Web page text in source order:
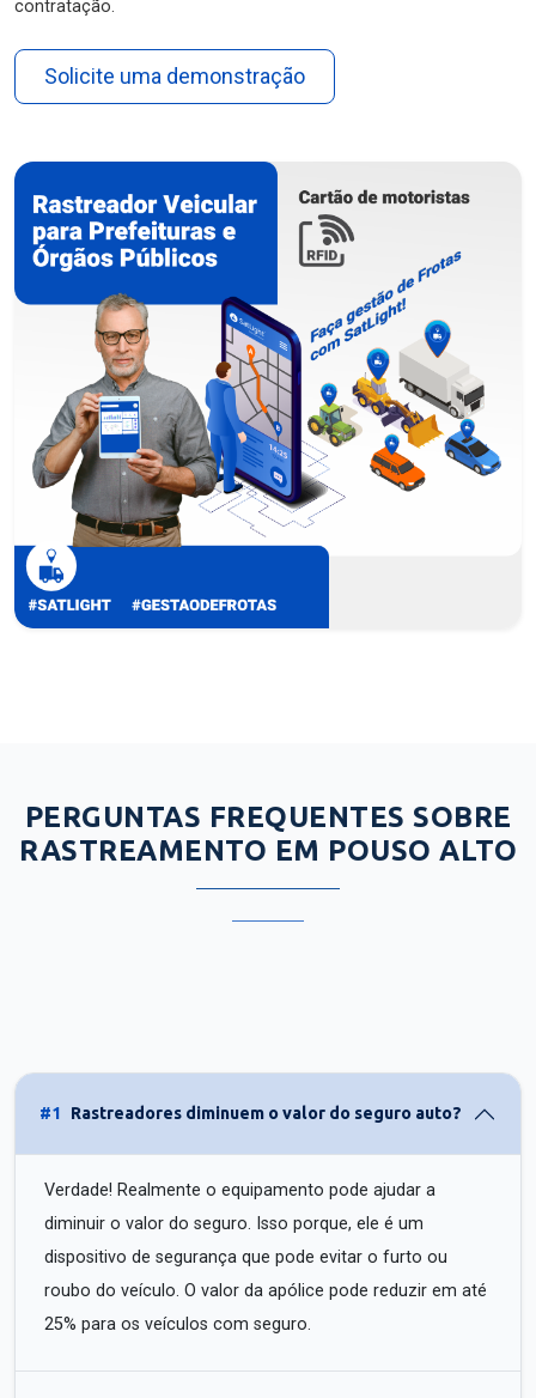
contratação.
Solicite uma demonstração
PERGUNTAS FREQUENTES SOBRE
RASTREAMENTO EM POUSO ALTO
#1 Rastreadores diminuem o valor do seguro auto?
Verdade! Realmente o equipamento pode ajudar a
diminuir o valor do seguro. Isso porque, ele é um
dispositivo de segurança que pode evitar o furto ou
roubo do veículo. O valor da apólice pode reduzir em até
25% para os veículos com seguro.